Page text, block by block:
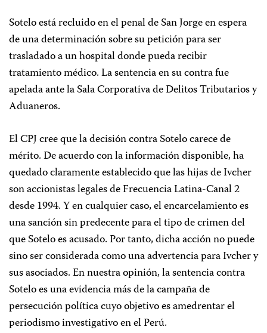
Sotelo está recluido en el penal de San Jorge en espera
de una determinación sobre su petición para ser
trasladado a un hospital donde pueda recibir
tratamiento médico. La sentencia en su contra fue
apelada ante la Sala Corporativa de Delitos Tributarios y
Aduaneros.
El CPJ cree que la decisión contra Sotelo carece de
mérito. De acuerdo con la información disponible, ha
quedado claramente establecido que las hijas de Ivcher
son accionistas legales de Frecuencia Latina-Canal 2
desde 1994. Y en cualquier caso, el encarcelamiento es
una sanción sin predecente para el tipo de crimen del
que Sotelo es acusado. Por tanto, dicha acción no puede
sino ser considerada como una advertencia para Ivcher y
sus asociados. En nuestra opinión, la sentencia contra
Sotelo es una evidencia más de la campaña de
persecución política cuyo objetivo es amedrentar el
periodismo investigativo en el Perú.